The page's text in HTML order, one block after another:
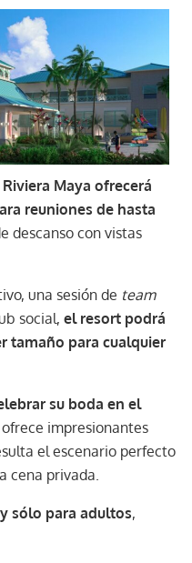
Maya ofrecerá
reuniones de hasta
descanso con vistas
una sesión de team
social, el resort podrá
tamaño para cualquier
su boda en el
ofrece impresionantes
el escenario perfecto
cena privada.
sólo para adultos,